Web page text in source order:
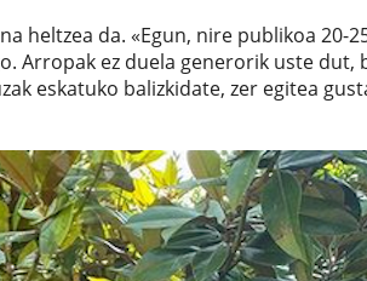
heltzea da. «Egun, nire publikoa 20-
Arropak ez duela generorik uste dut,
eskatuko balizkidate, zer egitea